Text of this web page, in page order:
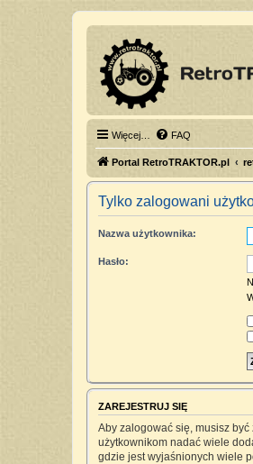
Więcej… FAQ
Portal RetroTRAKTOR.pl
Tylko zalogowani
Nazwa użytkownika:
Hasło:
ZAREJESTRUJ SIĘ
Aby zalogować się, musisz
użytkownikom nadać wiele
gdzie jest wyjaśnionych wiele